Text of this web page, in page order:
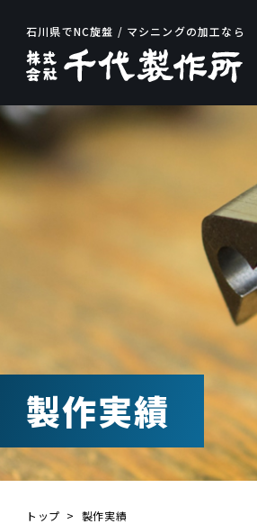
石川県でNC旋盤 / マシニングの加工なら
製作実績
トップ 製作実績